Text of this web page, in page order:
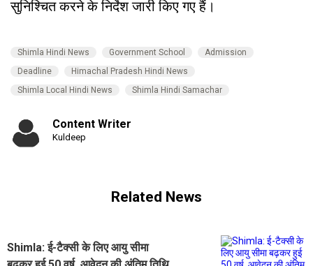
सुनिश्चित करने के निर्देश जारी किए गए हैं।
Shimla Hindi News Government School
Admission
Deadline
Himachal Pradesh Hindi News
Shimla Local Hindi News
Shimla Hindi Samachar
Content Writer
Kuldeep
Related News
Shimla: ई-टैक्सी के लिए आयु सीमा